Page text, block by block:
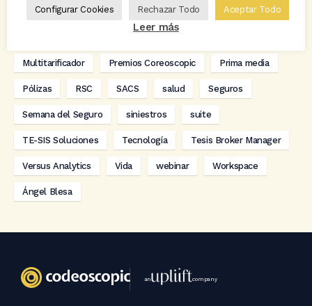
hogar Innovación Innova Ibérica
Multitarificador Premios Coreoscopic Prima media
Pólizas RSC SACS salud Seguros
Semana del Seguro siniestros suite
TE-SIS Soluciones Tecnología Tesis Broker Manager
Versus Analytics Vida webinar Workspace
Ángel Blesa
an company
Configurar Cookies Rechazar Todo Aceptar Todo
Leer más